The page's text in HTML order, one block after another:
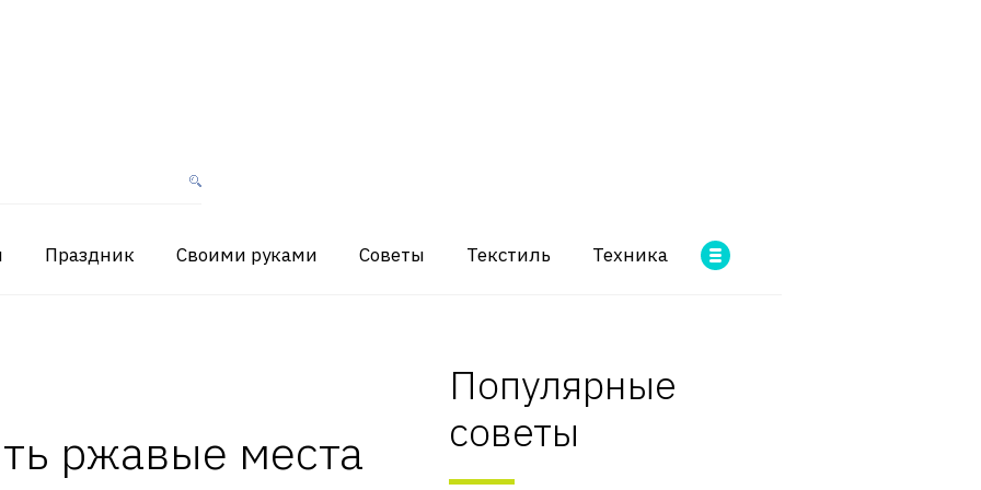
Праздник Своими руками Советы Текстиль Техника
ржавые места
Популярные
советы